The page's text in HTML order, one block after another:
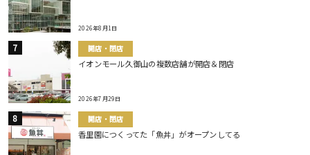
2026年8月1日
開店・閉店
イオンモール久御山の複数店舗が開店＆閉店
2026年7月29日
開店・閉店
香里園につくってた「魚丼」がオープンしてる